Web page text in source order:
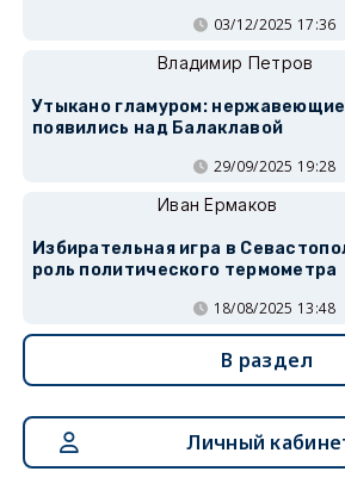
03/12/2025 17:36
Владимир Петров
Утыкано гламуром:
появились над Балаклавой
29/09/2025 19:28
Иван Ермаков
Избирательная игра в
роль политического термометра
18/08/2025 13:48
В раздел
Личный